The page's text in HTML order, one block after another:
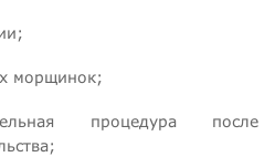
морщинок;
процедура после